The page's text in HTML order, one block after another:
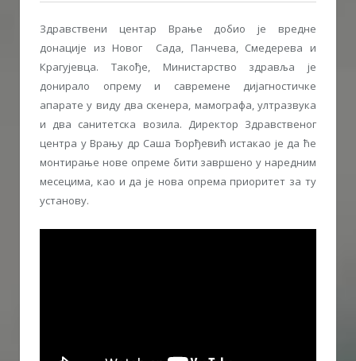
Здравствени центар Врање добио је вредне
донације из Новог Сада, Панчева, Смедерева и
Крагујевца. Такође, Министарство здравља је
донирало опрему и савремене дијагностичке
апарате у виду два скенера, мамографа, ултразвука
и два санитетска возила. Директор Здравственог
центра у Врању др Саша Ђорђевић истакао је да ће
монтирање нове опреме бити завршено у наредним
месецима, као и да је нова опрема приоритет за ту
установу.